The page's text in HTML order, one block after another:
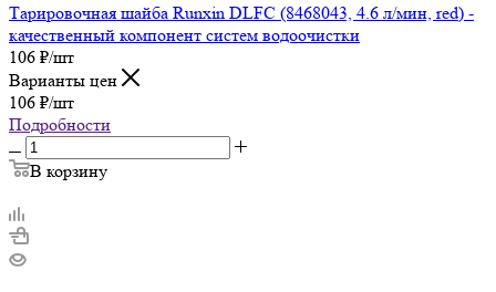
Тарировочная шайба Runxin DLFC (8468043, 4.6 л/мин, red) -
качественный компонент систем водоочистки
106 ₽/шт
Варианты цен
106 ₽/шт
Подробности
В корзину